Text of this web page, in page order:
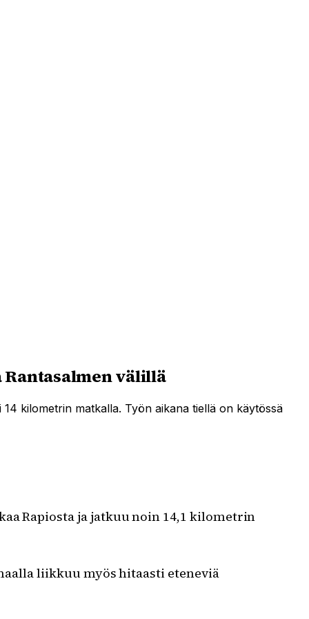
Rantasalmen välillä
kilometrin matkalla. Työn aikana tiellä on käytössä
Rapiosta ja jatkuu noin 14,1 kilometrin
liikkuu myös hitaasti eteneviä